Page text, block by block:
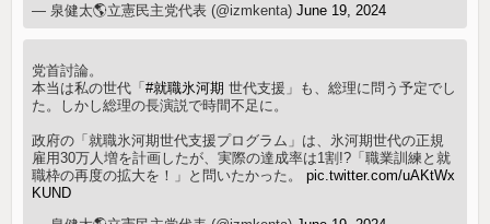
— 泉健太🌎立憲民主党代表 (@izmkenta)June 19, 2024
党首討論。
本当は私の世代「#就職氷河期 世代支援」も、総理に問う予定でし
た。しかし総理の長演説で時間不足に。
政府の「就職氷河期世代支援プログラム」は、氷河期世代の正規
雇用30万人増を計画したが、実際の達成率は1割!?「職業訓練と就
職枠の再度の拡大を！」と問いたかった。pic.twitter.com/uAKtWx
KUND